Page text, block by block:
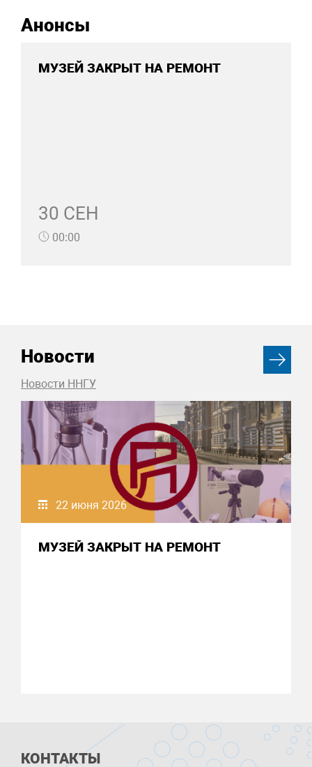
Анонсы
МУЗЕЙ ЗАКРЫТ НА РЕМОНТ
30 СЕН
00:00
Новости
Новости ННГУ
22 июня 2026
МУЗЕЙ ЗАКРЫТ НА РЕМОНТ
КОНТАКТЫ